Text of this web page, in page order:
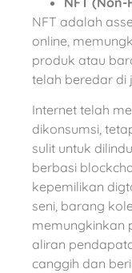
NFT adalah
online,
produk atau
telah beredar di
Internet telah
dikonsumsi,
sulit untuk
berbasi
kepemilikan
seni, barang
memungkinkan
aliran
canggih dan